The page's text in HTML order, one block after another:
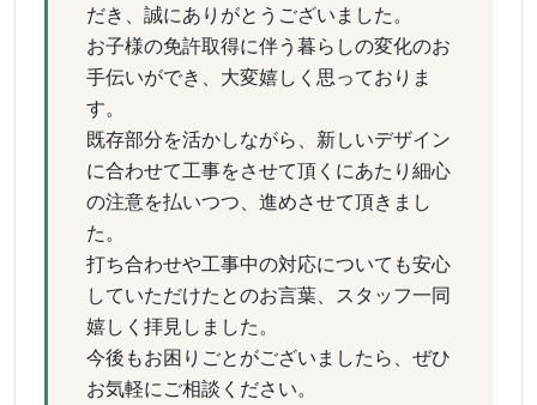
だき、誠にありがとうございました。
お子様の免許取得に伴う暮らしの変化のお
手伝いができ、大変嬉しく思っておりま
す。
既存部分を活かしながら、新しいデザイン
に合わせて工事をさせて頂くにあたり細心
の注意を払いつつ、進めさせて頂きまし
た。
打ち合わせや工事中の対応についても安心
していただけたとのお言葉、スタッフ一同
嬉しく拝見しました。
今後もお困りごとがございましたら、ぜひ
お気軽にご相談ください。